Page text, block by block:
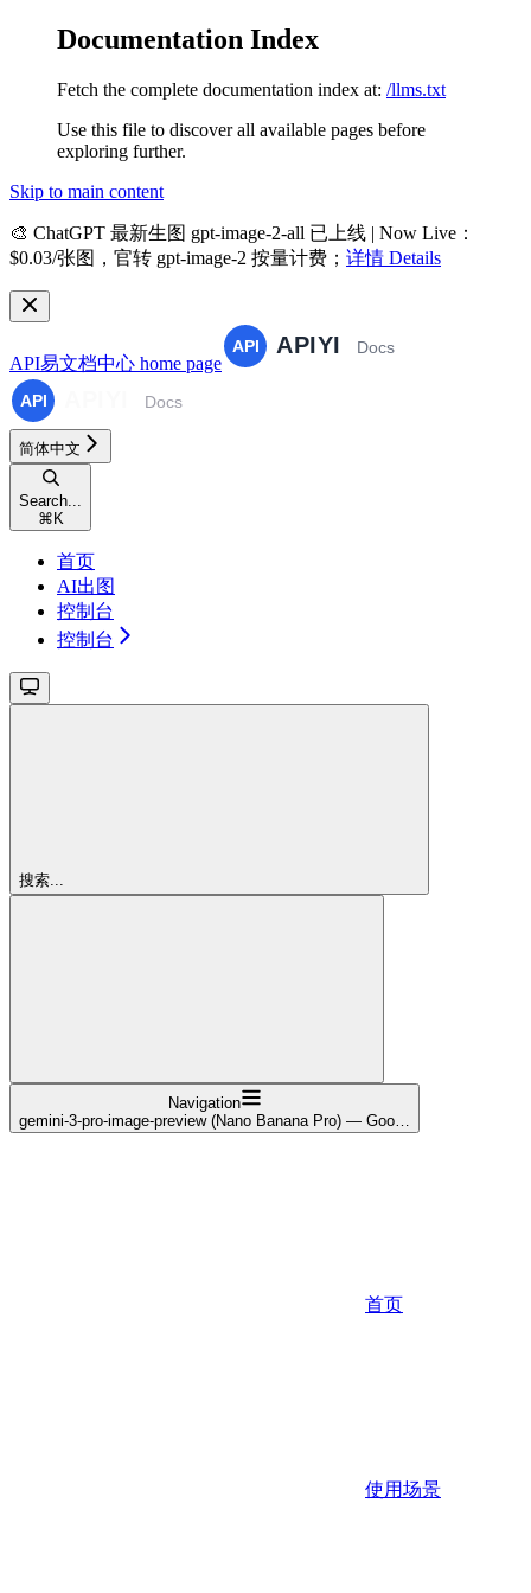
Documentation Index
Fetch the complete documentation index at: /llms.txt
Use this file to discover all available pages before
exploring further.
Skip to main content
🎨 ChatGPT 最新生图 gpt-image-2-all 已上线 | Now Live ：
$0.03/张图，官转 gpt-image-2 按量计费； 详情 Details
API易文档中心 home page
简体中文
Search...
⌘ K
首页
AI出图
控制台
控制台
搜索...
Navigation
gemini-3-pro-image-preview (Nano Banana Pro) — Goo…
首页
使用场景